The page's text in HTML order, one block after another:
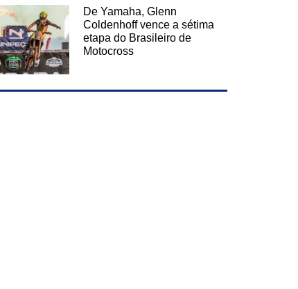
De Yamaha, Glenn
Coldenhoff vence a sétima
etapa do Brasileiro de
Motocross